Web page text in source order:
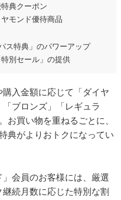
典クーポン
モンド優待商品
ス特典」のパワーアップ
別セール」の提供
入金額に応じて「ダイヤ
ブロンズ」「レギュラ
お買い物を重ねるごとに、
典がよりおトクになってい
会員のお客様には、厳選
続月数に応じた特別な割